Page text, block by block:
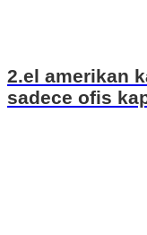
2.el amerikan
sadece ofis